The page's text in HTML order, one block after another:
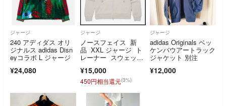
ジャージ
240 アディダス オリ
ジナルス adidas Disn
eyコラボ L ジャージ
¥24,080
ジャージ
ノースフェイス 新
品 XXL ジャージ ト
レーナー スウェッ
¥15,000
450円相当還元(3%)
ジャージ
adidas Originals ベッ
ケンバウアートラック
ジャケット 別注
¥12,000